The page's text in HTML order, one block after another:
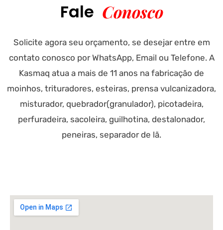
Fale Conosco
Solicite agora seu orçamento, se desejar entre em
contato conosco por WhatsApp, Email ou Telefone. A
Kasmaq atua a mais de 11 anos na fabricação de
moinhos, trituradores, esteiras, prensa vulcanizadora,
misturador, quebrador(granulador), picotadeira,
perfuradeira, sacoleira, guilhotina, destalonador,
peneiras, separador de lã.